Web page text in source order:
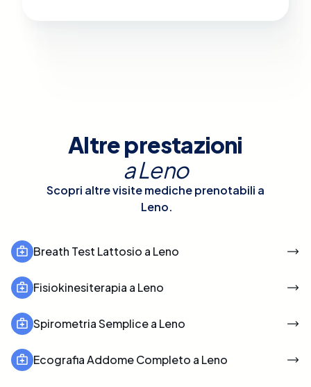
Altre prestazioni
aLeno
Scopri altre visite mediche prenotabili a
Leno.
Breath Test Lattosio a Leno
Fisiokinesiterapia a Leno
Spirometria Semplice a Leno
Ecografia Addome Completo a Leno